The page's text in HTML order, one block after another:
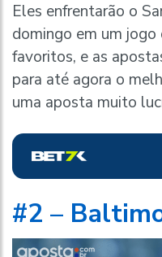
Eles enfrentarão o
domingo em um jogo
favoritos, e as
para até agora o
uma aposta muito
#2 –